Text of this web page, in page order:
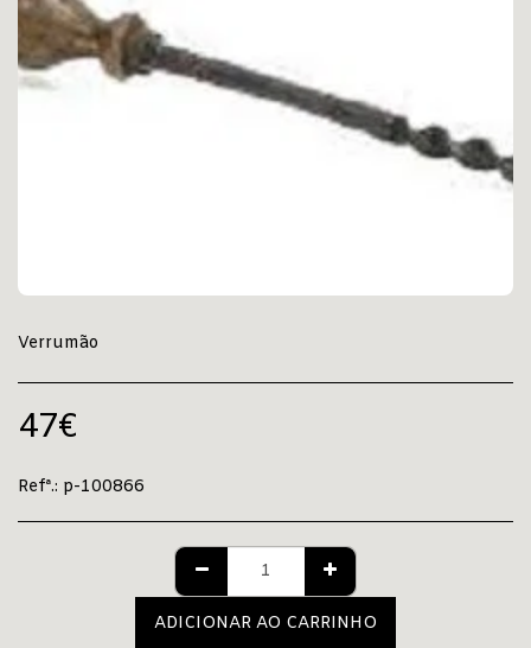
Verrumão
47€
Refª.: p-100866
ADICIONAR AO CARRINHO